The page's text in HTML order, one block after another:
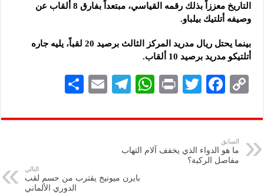
التاريخ معززاً بذلك رقمه القياسي، مبتعداً بفارق 8 ألقاب عن
وصيفه أتلتيك بيلباو.
بينما يحتل ريال مدريد المركز الثالث برصيد 20 لقباً، يليه جاره
أتلتيكو مدريد برصيد 10 ألقاب.
C
p
y
Li
F
eb
k
T
tt
P
nt
W
at
A
p
Te
gr
E
ai
ar
السابق
ما هو الدواء الذي يخفف آلام التهاب
مفاصل الركبة؟
التالي
بايرن ميونيخ يقترب من حسم لقب
الدوري الألماني